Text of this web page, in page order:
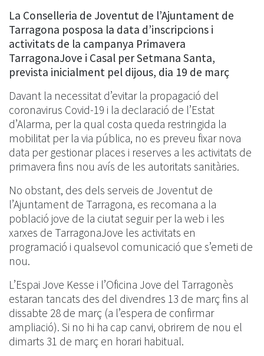
La Conselleria de Joventut de l’Ajuntament de
Tarragona posposa la data d’inscripcions i
activitats de la campanya Primavera
TarragonaJove i Casal per Setmana Santa,
prevista inicialment pel dijous, dia 19 de març
Davant la necessitat d’evitar la propagació del
coronavirus Covid-19 i la declaració de l’Estat
d’Alarma, per la qual costa queda restringida la
mobilitat per la via pública, no es preveu fixar nova
data per gestionar places i reserves a les activitats de
primavera fins nou avís de les autoritats sanitàries.
No obstant, des dels serveis de Joventut de
l’Ajuntament de Tarragona, es recomana a la
població jove de la ciutat seguir per la web i les
xarxes de TarragonaJove les activitats en
programació i qualsevol comunicació que s’emeti de
nou.
L’Espai Jove Kesse i l’Oficina Jove del Tarragonès
estaran tancats des del divendres 13 de març fins al
dissabte 28 de març (a l’espera de confirmar
ampliació). Si no hi ha cap canvi, obrirem de nou el
dimarts 31 de març en horari habitual.